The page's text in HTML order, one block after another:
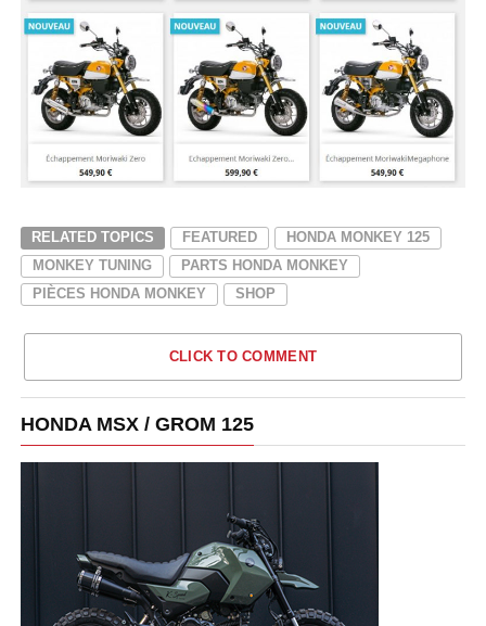
RELATED TOPICS FEATURED
HONDA MONKEY 125
MONKEY TUNING
PARTS HONDA MONKEY
PIÈCES HONDA MONKEY
SHOP
CLICK TO COMMENT
HONDA MSX / GROM 125